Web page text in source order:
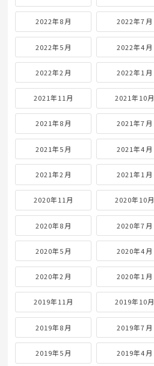
2022年8月 2022年7月
2022年5月 2022年4月
2022年2月 2022年1月
2021年11月 2021年10月
2021年8月 2021年7月
2021年5月 2021年4月
2021年2月 2021年1月
2020年11月 2020年10月
2020年8月 2020年7月
2020年5月 2020年4月
2020年2月 2020年1月
2019年11月 2019年10月
2019年8月 2019年7月
2019年5月 2019年4月